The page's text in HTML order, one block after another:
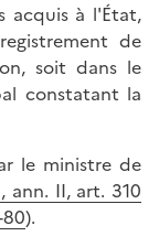
acquis à l'État,
de
soit dans le
constatant la
le ministre de
ann. II, art. 310
).